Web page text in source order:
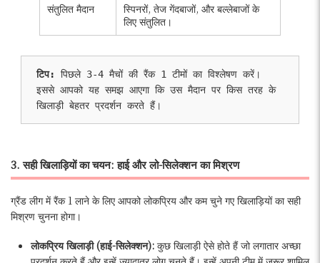
संतुलित मैदान
स्पिनरों, तेज गेंदबाजों, और बल्लेबाजों के
लिए संतुलित।
टिप:
पिछले 3-4 मैचों की रैंक 1 टीमों का विश्लेषण करें।
इससे आपको यह समझ आएगा कि उस मैदान पर किस तरह के
खिलाड़ी बेहतर प्रदर्शन करते हैं।
3. सही खिलाड़ियों का चयन: हाई और लो-सिलेक्शन का मिश्रण
ग्रैंड लीग में रैंक 1 लाने के लिए आपको लोकप्रिय और कम चुने गए खिलाड़ियों का सही
मिश्रण चुनना होगा।
लोकप्रिय खिलाड़ी (हाई-सिलेक्शन): कुछ खिलाड़ी ऐसे होते हैं जो लगातार अच्छा